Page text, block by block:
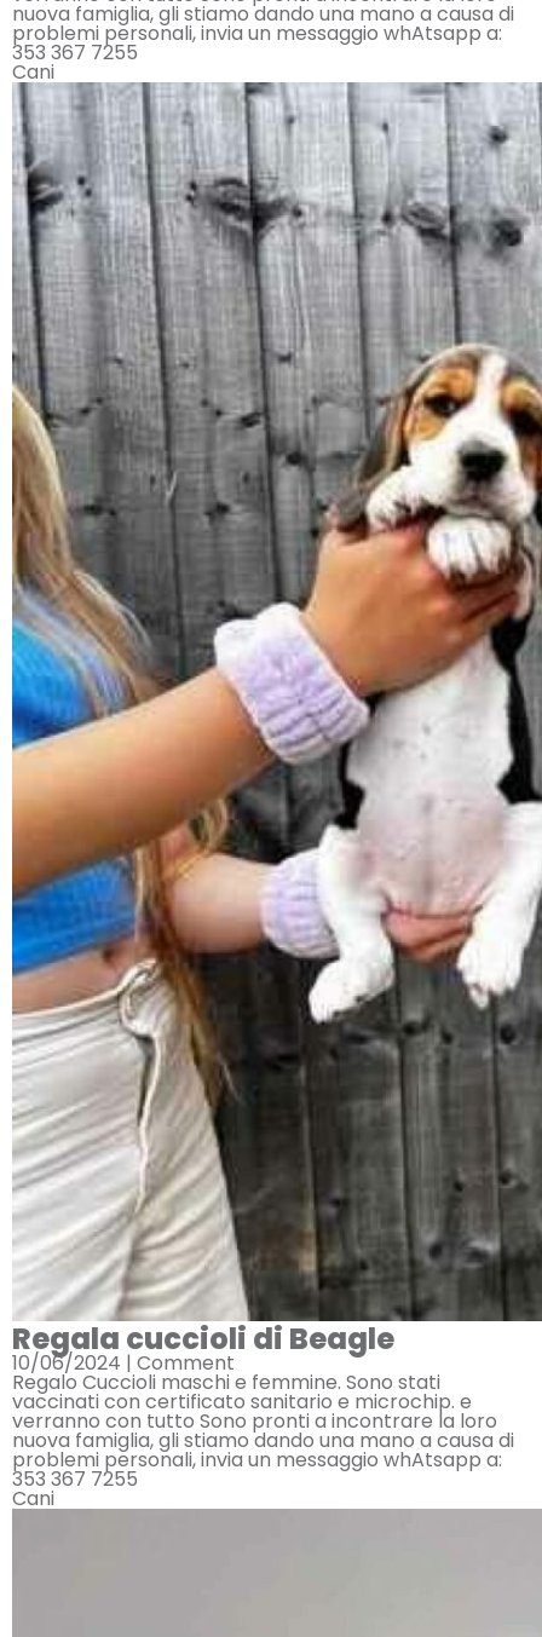
nuova famiglia, gli stiamo dando una mano a causa di
problemi personali, invia un messaggio whAtsapp a:
353 367 7255
Cani
Regala cuccioli di Beagle
10/06/2024 | Comment
Regalo Cuccioli maschi e femmine. Sono stati
vaccinati con certificato sanitario e microchip. e
verranno con tutto Sono pronti a incontrare la loro
nuova famiglia, gli stiamo dando una mano a causa di
problemi personali, invia un messaggio whAtsapp a:
353 367 7255
Cani